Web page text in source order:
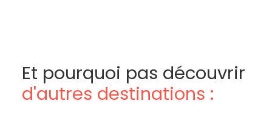
Et pourquoi pas découvrir
d'autres destinations :